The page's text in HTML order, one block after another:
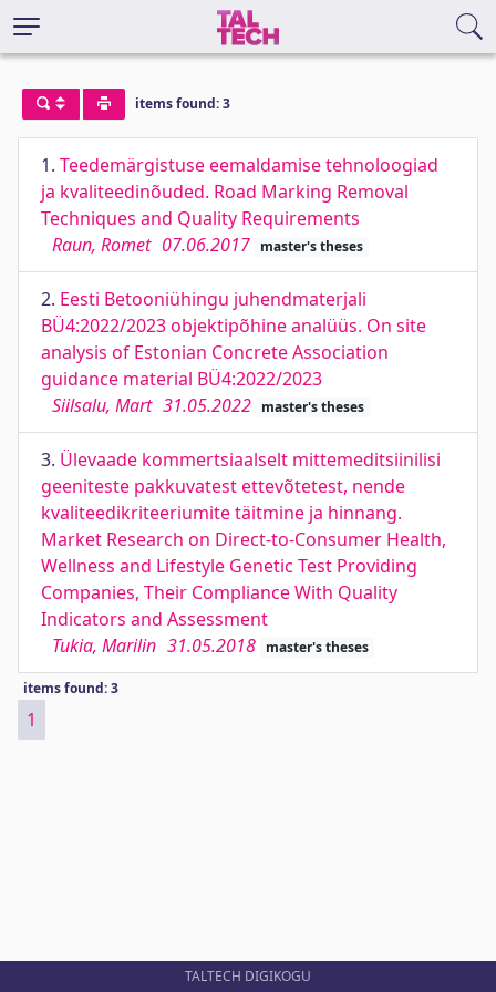
items found: 3
1. Teedemärgistuse eemaldamise tehnoloogiad
ja kvaliteedinõuded. Road Marking Removal
Techniques and Quality Requirements
Raun, Romet 07.06.2017 master's theses
2. Eesti Betooniühingu juhendmaterjali
BÜ4:2022/2023 objektipõhine analüüs. On site
analysis of Estonian Concrete Association
guidance material BÜ4:2022/2023
Siilsalu, Mart 31.05.2022 master's theses
3. Ülevaade kommertsiaalselt mittemeditsiinilisi
geeniteste pakkuvatest ettevõtetest, nende
kvaliteedikriteeriumite täitmine ja hinnang.
Market Research on Direct-to-Consumer Health,
Wellness and Lifestyle Genetic Test Providing
Companies, Their Compliance With Quality
Indicators and Assessment
Tukia, Marilin 31.05.2018 master's theses
items found: 3
1
TALTECH DIGIKOGU